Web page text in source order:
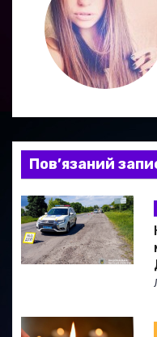
я
з
а
п
и
і
Пов’язаний